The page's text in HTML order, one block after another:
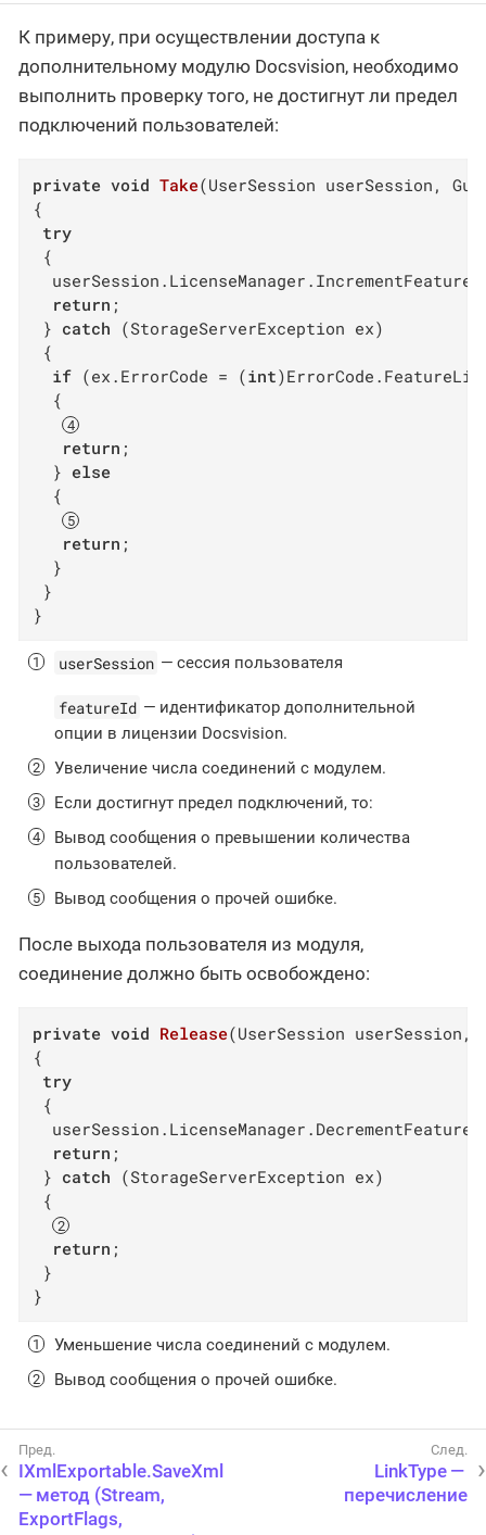
К примеру, при осуществлении доступа к
дополнительному модулю Docsvision, необходимо
выполнить проверку того, не достигнут ли предел
подключений пользователей:
private void Take(UserSession userSession,
{
try
{
return ;
} catch (StorageServerException ex)
{
if (ex.ErrorCode = (int
  {
return ;
  }
else
  {
return ;
  }
}
}
userSession — сессия пользователя
featureId — идентификатор дополнительной
опции в лицензии Docsvision.
Увеличение числа соединений с модулем.
Если достигнут предел подключений, то:
Вывод сообщения о превышении количества
пользователей.
Вывод сообщения о прочей ошибке.
После выхода пользователя из модуля,
соединение должно быть освобождено:
private void Release(UserSession
{
try
{
return ;
} catch (StorageServerException ex)
{
return ;
}
}
Уменьшение числа соединений с модулем.
Вывод сообщения о прочей ошибке.
IXmlExportable.SaveXml
— метод (Stream,
ExportFlags,
LinkType —
перечисление